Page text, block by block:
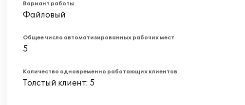
Вариант работы
Файловый
Общее число автоматизированных рабочих мест
5
Количество одновременно работающих клиентов
Толстый клиент: 5